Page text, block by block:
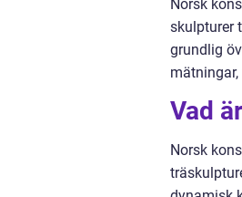
Norsk
skulpturer
grundlig
Vad
Norsk